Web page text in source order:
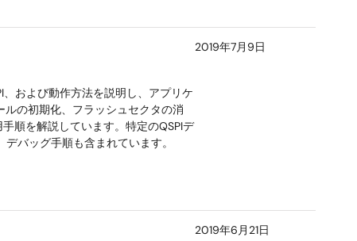
、および動作方法を説明し、アプリケ
の初期化、フラッシュセクタの消
順を解説しています。特定のQSPIデ
バッグ手順も含まれています。
2019年7月9日
2019年6月21日